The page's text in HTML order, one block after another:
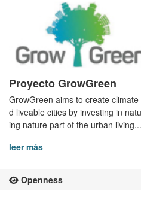
Proyecto GrowGreen
GrowGreen aims to create
d liveable cities by investing in
ing nature part of the urban living...
leer más
Openness